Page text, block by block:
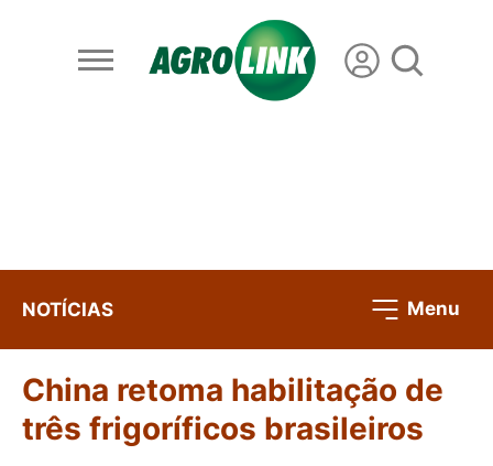
NOTÍCIAS Menu
China retoma habilitação de
três frigoríficos brasileiros